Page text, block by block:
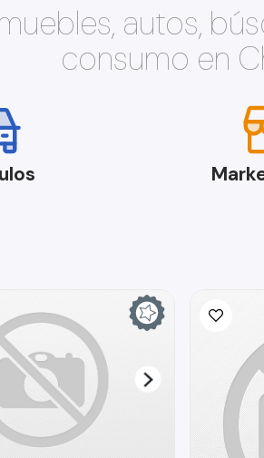
autos,
consumo en